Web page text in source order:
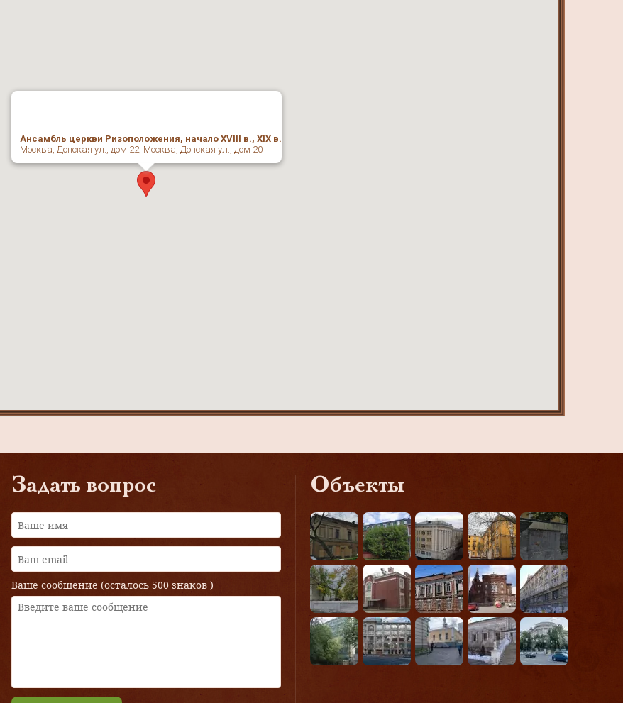
Ансамбль церкви Ризоположения, начало XVIII в., XIX в.
Москва, Донская ул., дом 22; Москва, Донская ул., дом 20
Задать вопрос
Ваше сообщение (осталось 500 знаков )
Объекты